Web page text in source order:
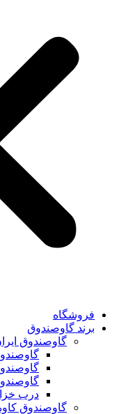
فروشگاه
برند گاوصندوق
گاوصندوق
درب
گاوصندوق